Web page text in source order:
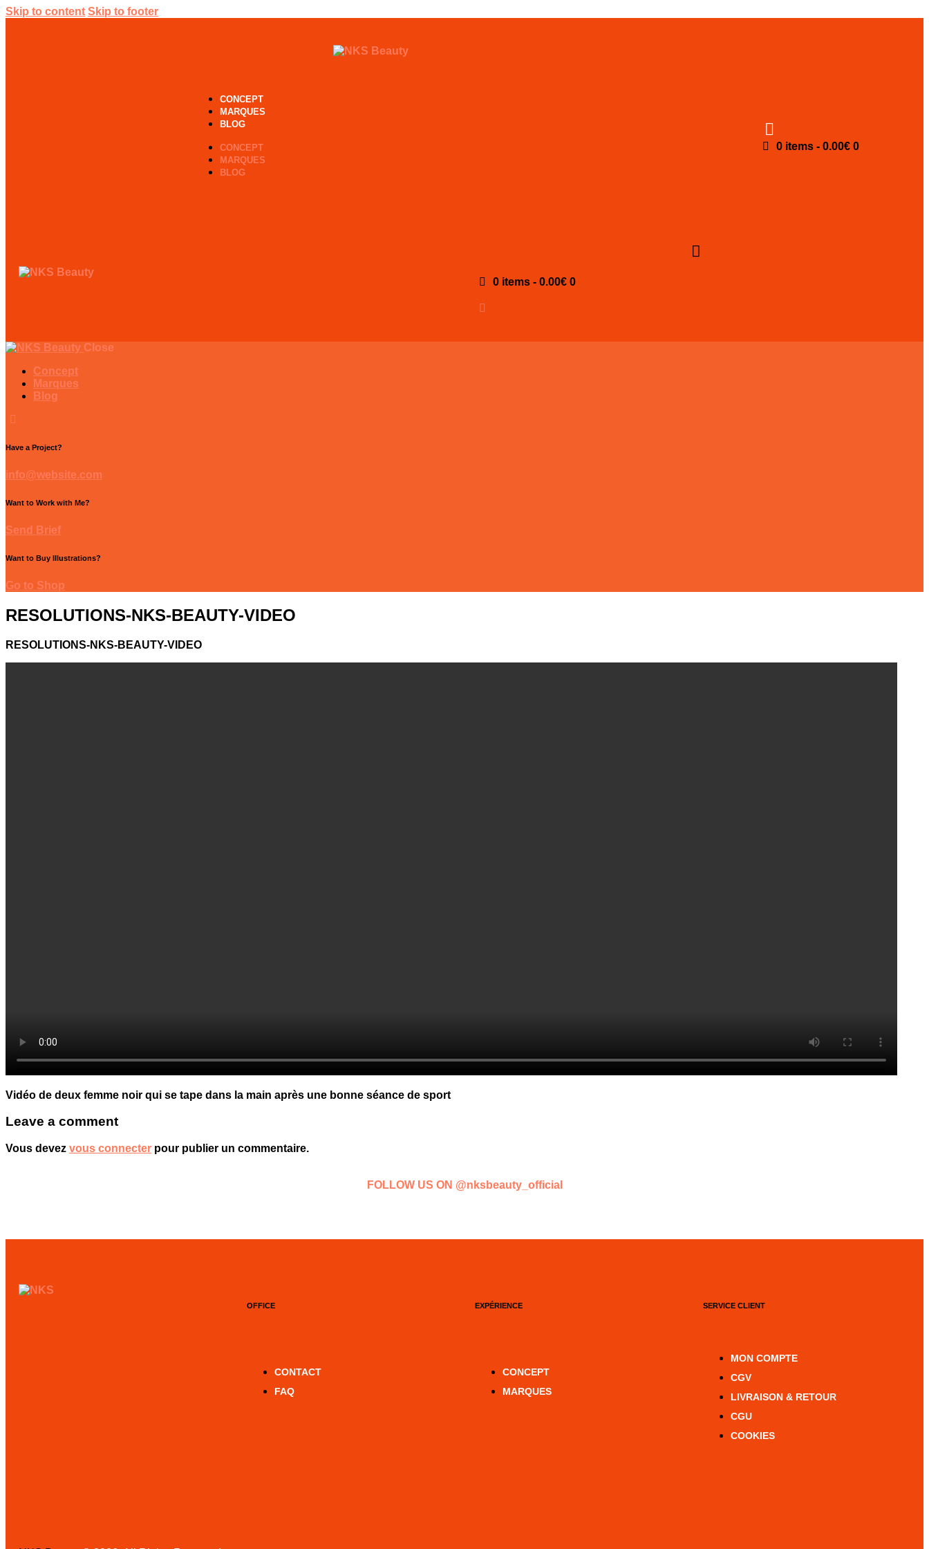
Skip to content Skip to footer
CONCEPT
MARQUES
BLOG
CONCEPT
MARQUES
BLOG
0 items - 0.00€ 0
0 items - 0.00€ 0
Close
Concept
Marques
Blog
Have a Project?
info@website.com
Want to Work with Me?
Send Brief
Want to Buy Illustrations?
Go to Shop
RESOLUTIONS-NKS-BEAUTY-VIDEO
RESOLUTIONS-NKS-BEAUTY-VIDEO
Vidéo de deux femme noir qui se tape dans la main après une bonne séance de sport
Leave a comment
Vous devez vous connecter pour publier un commentaire.
FOLLOW US ON @nksbeauty_official
OFFICE
CONTACT
FAQ
EXPÉRIENCE
CONCEPT
MARQUES
SERVICE CLIENT
MON COMPTE
CGV
LIVRAISON & RETOUR
CGU
COOKIES